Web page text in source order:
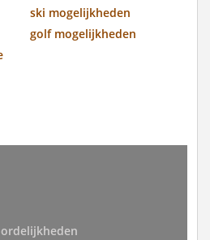
ski mogelijkheden
golf mogelijkheden